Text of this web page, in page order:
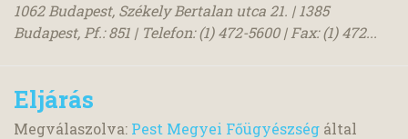
1062 Budapest, Székely Bertalan utca 21. | 1385
Budapest, Pf.: 851 | Telefon: (1) 472-5600 | Fax: (1) 472...
Eljárás
Megválaszolva: Pest Megyei Főügyészség által